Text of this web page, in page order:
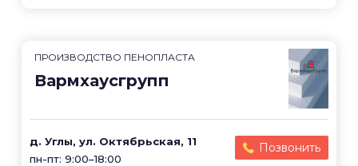
ПРОИЗВОДСТВО ПЕНОПЛАСТА
Вармхаусгрупп
д. Углы, ул. Октябрьская, 11
пн-пт: 9:00–18:00
Позвонить